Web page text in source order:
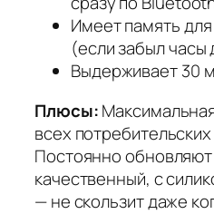
Имеет память
(если забыл часы
Выдерживает 30
Плюсы:
всех
Постоянно
качественный, с
— не скользит даже